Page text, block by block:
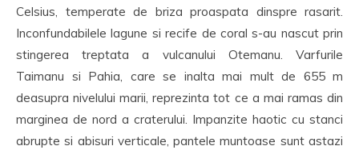
Celsius, temperate de briza proaspata dinspre rasarit.
Inconfundabilele lagune si recife de coral s-au nascut prin
stingerea treptata a vulcanului Otemanu. Varfurile
Taimanu si Pahia, care se inalta mai mult de 655 m
deasupra nivelului marii, reprezinta tot ce a mai ramas din
marginea de nord a craterului. Impanzite haotic cu stanci
abrupte si abisuri verticale, pantele muntoase sunt astazi